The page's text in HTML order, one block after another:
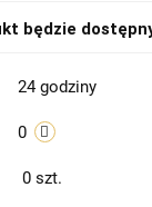
będzie
24 godziny
0
0 szt.